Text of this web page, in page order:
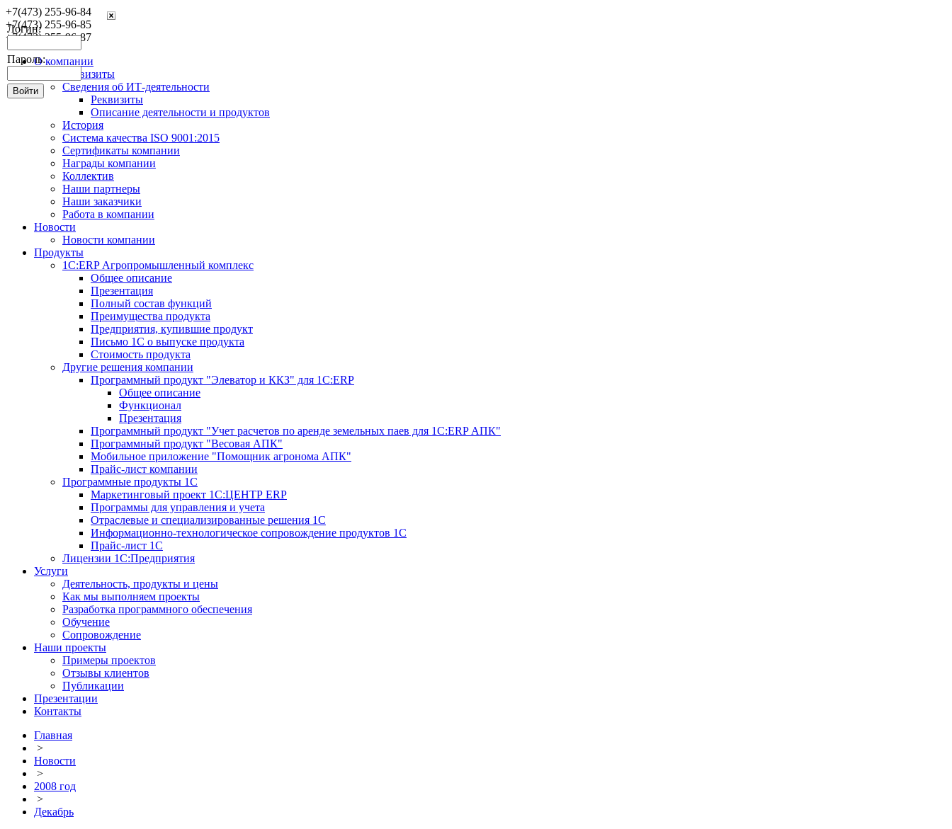
Логин:
Пароль:
+7(473) 255-96-84
+7(473) 255-96-85
+7(473) 255-96-87
О компании
Реквизиты
Сведения об ИТ-деятельности
Реквизиты
Описание деятельности и продуктов
История
Система качества ISO 9001:2015
Сертификаты компании
Награды компании
Коллектив
Наши партнеры
Наши заказчики
Работа в компании
Новости
Новости компании
Продукты
1С:ERP Агропромышленный комплекс
Общее описание
Презентация
Полный состав функций
Преимущества продукта
Предприятия, купившие продукт
Письмо 1С о выпуске продукта
Стоимость продукта
Другие решения компании
Программный продукт "Элеватор и ККЗ" для 1С:ERP
Общее описание
Функционал
Презентация
Программный продукт "Учет расчетов по аренде земельных паев для 1С:ERP АПК"
Программный продукт "Весовая АПК"
Мобильное приложение "Помощник агронома АПК"
Прайс-лист компании
Программные продукты 1С
Маркетинговый проект 1С:ЦЕНТР ERP
Программы для управления и учета
Отраслевые и специализированные решения 1С
Информационно-технологическое сопровождение продуктов 1С
Прайс-лист 1С
Лицензии 1С:Предприятия
Услуги
Деятельность, продукты и цены
Как мы выполняем проекты
Разработка программного обеспечения
Обучение
Сопровождение
Наши проекты
Примеры проектов
Отзывы клиентов
Публикации
Презентации
Контакты
Главная
>
Новости
>
2008 год
>
Декабрь